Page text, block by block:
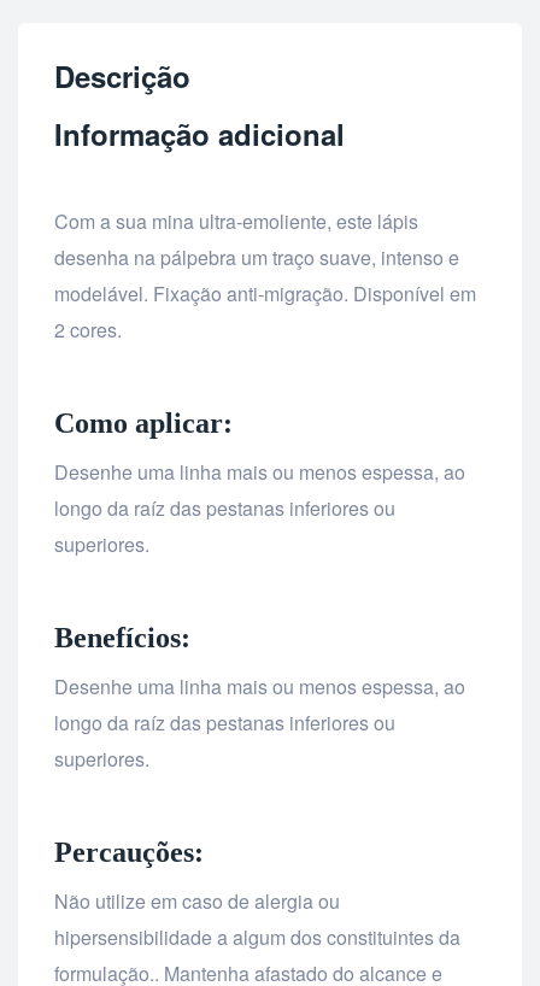
Descrição
Informação adicional
Com a sua mina ultra-emoliente, este lápis
desenha na pálpebra um traço suave, intenso e
modelável. Fixação anti-migração. Disponível em
2 cores.
Como aplicar:
Desenhe uma linha mais ou menos espessa, ao
longo da raíz das pestanas inferiores ou
superiores.
Benefícios:
Desenhe uma linha mais ou menos espessa, ao
longo da raíz das pestanas inferiores ou
superiores.
Percauções:
Não utilize em caso de alergia ou
hipersensibilidade a algum dos constituintes da
formulação.. Mantenha afastado do alcance e